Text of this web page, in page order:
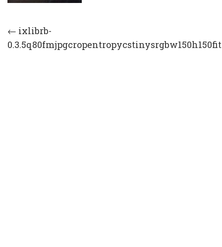
Post
navigation
← ixlibrb-